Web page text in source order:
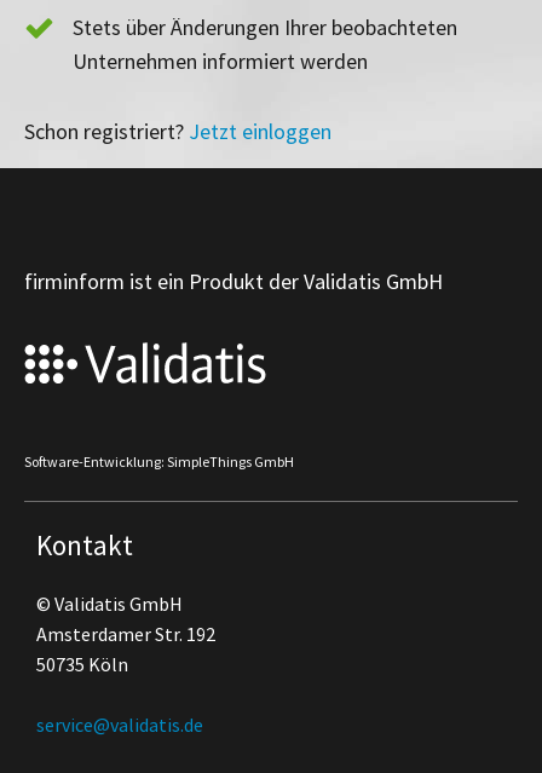
Stets über Änderungen Ihrer beobachteten
Unternehmen informiert werden
Schon registriert? Jetzt einloggen
firminform ist ein Produkt der Validatis GmbH
Software-Entwicklung: SimpleThings GmbH
Kontakt
© Validatis GmbH
Amsterdamer Str. 192
50735 Köln
service@validatis.de